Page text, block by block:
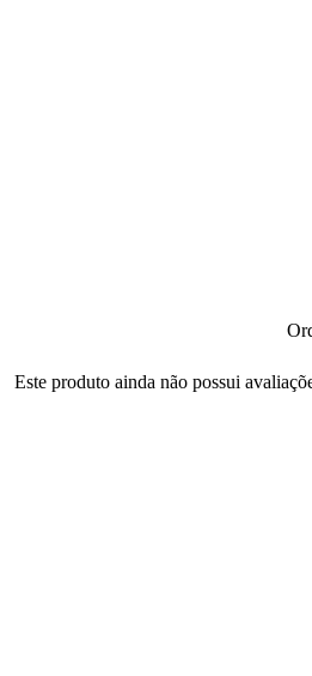
Este produto ainda não possui